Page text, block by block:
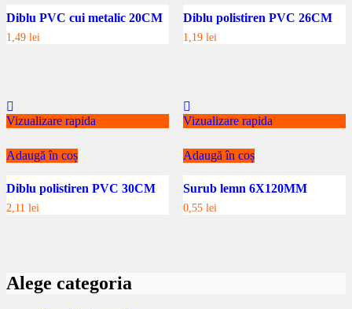
Diblu PVC cui metalic 20CM
1,49 lei
Diblu polistiren PVC 26CM
1,19 lei
Vizualizare rapida
Adaugă în coș
Diblu polistiren PVC 30CM
2,11 lei
Vizualizare rapida
Adaugă în coș
Surub lemn 6X120MM
0,55 lei
Alege categoria